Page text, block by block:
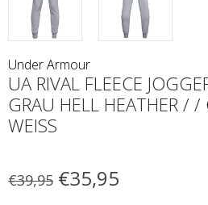
Under Armour
UA RIVAL FLEECE
GRAU HELL HEATHER / /
WEISS
€39,95 €35,95